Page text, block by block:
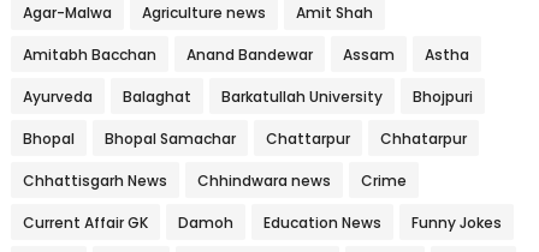
Agar-Malwa Agriculture news Amit Shah
Amitabh Bacchan Anand Bandewar Assam Astha
Ayurveda Balaghat Barkatullah University Bhojpuri
Bhopal Bhopal Samachar Chattarpur Chhatarpur
Chhattisgarh News Chhindwara news Crime
Current Affair GK Damoh Education News Funny Jokes